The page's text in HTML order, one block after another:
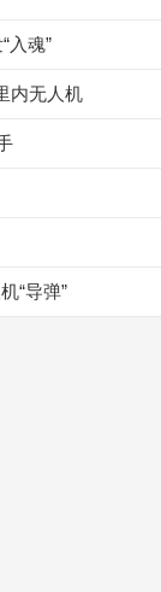
入魂”
内无人机
“导弹”